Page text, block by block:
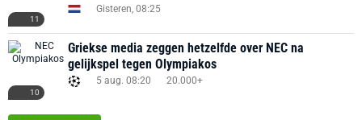
11
Gisteren, 08:25
10
Griekse media zeggen hetzelfde over NEC na
gelijkspel tegen Olympiakos
5 aug. 08:20 20.000+